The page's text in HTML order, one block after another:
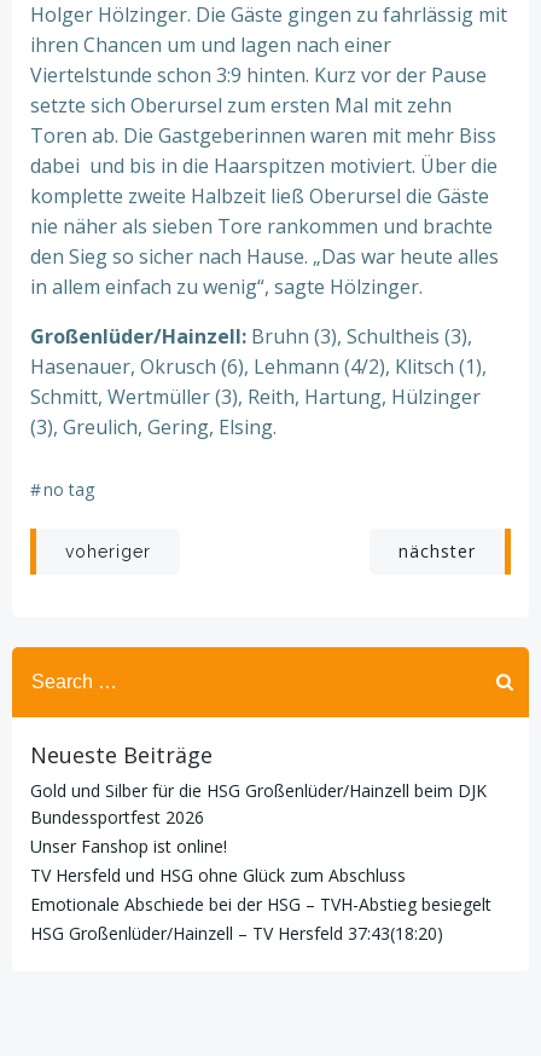
Holger Hölzinger. Die Gäste gingen zu fahrlässig mit
ihren Chancen um und lagen nach einer
Viertelstunde schon 3:9 hinten. Kurz vor der Pause
setzte sich Oberursel zum ersten Mal mit zehn
Toren ab. Die Gastgeberinnen waren mit mehr Biss
dabei und bis in die Haarspitzen motiviert. Über die
komplette zweite Halbzeit ließ Oberursel die Gäste
nie näher als sieben Tore rankommen und brachte
den Sieg so sicher nach Hause. „Das war heute alles
in allem einfach zu wenig“, sagte Hölzinger.
Großenlüder/Hainzell: Bruhn (3), Schultheis (3),
Hasenauer, Okrusch (6), Lehmann (4/2), Klitsch (1),
Schmitt, Wertmüller (3), Reith, Hartung, Hülzinger
(3), Greulich, Gering, Elsing.
#no tag
Beitragsnavigation
voheriger nächster
Search
for:
Neueste Beiträge
Gold und Silber für die HSG Großenlüder/Hainzell beim DJK
Bundessportfest 2026
Unser Fanshop ist online!
TV Hersfeld und HSG ohne Glück zum Abschluss
Emotionale Abschiede bei der HSG – TVH-Abstieg besiegelt
HSG Großenlüder/Hainzell – TV Hersfeld 37:43(18:20)